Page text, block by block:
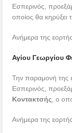
Εσπερινός,
οποίος θα κηρύξει
Ανήμερα της
Αγίου Γεωργίου
Την παραμονή της
Εσπερινός,
Κοντακτσής , ο
Ανήμερα της